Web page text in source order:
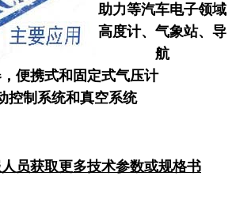
助力等汽车电子领域
高度计、气象站、导
航
，便携式和固定式气压计
控制系统和真空系统
员获取更多技术参数或规格书